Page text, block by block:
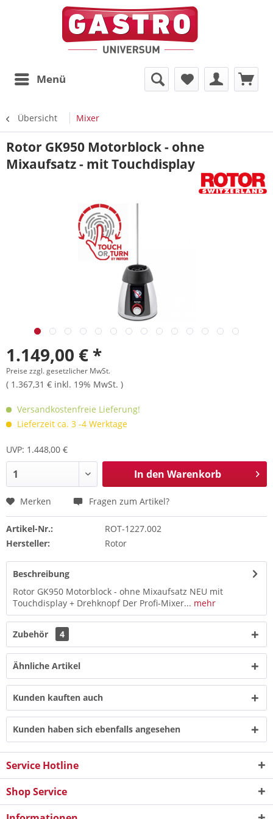
Menü
Übersicht Mixer
Rotor GK950 Motorblock - ohne
Mixaufsatz - mit Touchdisplay
1.149,00 € *
Preise zzgl. gesetzlicher MwSt.
( 1.367,31 € inkl. 19% MwSt. )
Versandkostenfreie Lieferung!
Lieferzeit ca. 3 -4 Werktage
UVP: 1.448,00 €
In den Warenkorb
Merken Fragen zum Artikel?
Artikel-Nr.:
ROT-1227.002
Hersteller:
Rotor
Beschreibung
Rotor GK950 Motorblock - ohne Mixaufsatz NEU mit
Touchdisplay + Drehknopf Der Profi-Mixer... mehr
Zubehör 4
Ähnliche Artikel
Kunden kauften auch
Kunden haben sich ebenfalls angesehen
Service Hotline
Shop Service